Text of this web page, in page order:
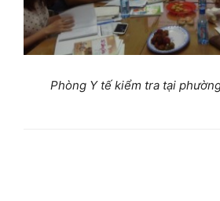
Phòng Y tế kiểm tra tại